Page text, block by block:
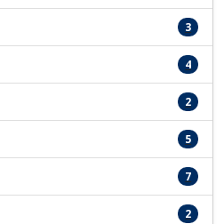
3
4
2
5
7
2